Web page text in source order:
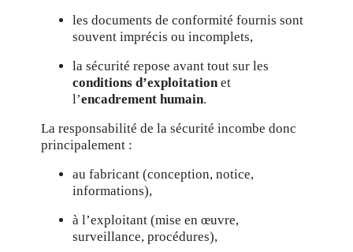
les documents de conformité fournis sont
souvent imprécis ou incomplets,
la sécurité repose avant tout sur les
conditions d’exploitationet
l’encadrement humain.
La responsabilité de la sécurité incombe donc
principalement :
au fabricant (conception, notice,
informations),
à l’exploitant (mise en œuvre,
surveillance, procédures),